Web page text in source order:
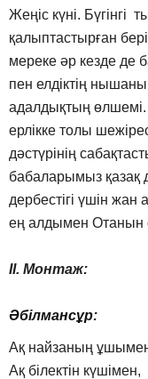
Жеңіс күні.
қалыптастырған
мереке әр кезде де
пен елдіктің
адалдықтың өлшемі.
ерлікке толы
дәстүрінің
бабаларымыз қазақ
дербестігі үшін жан
ең алдымен Отанын
ІІ. Монтаж:
Әбілмансұр:
Ақ найзаның
Ақ білектін күшімен,